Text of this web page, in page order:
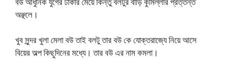
অঞ্ছলে।
খুব সুন্দর খুলা মেলা বউ তাই বলটু তার বউ কে যোক্তরাজ্যে নিয়ে আসে
বিয়ের অল্প কিছুদিনের মধ্যে। তার বউ এর নাম কমলা।